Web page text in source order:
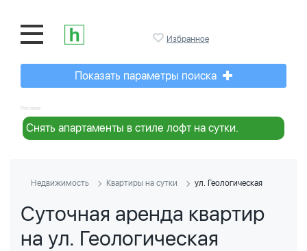
Избранное
Показать параметры поиска
Реклама:
Снять апартаменты в стиле лофт на сутки.
Недвижимость Квартиры на сутки ул. Геологическая
Суточная аренда квартир
на ул. Геологическая